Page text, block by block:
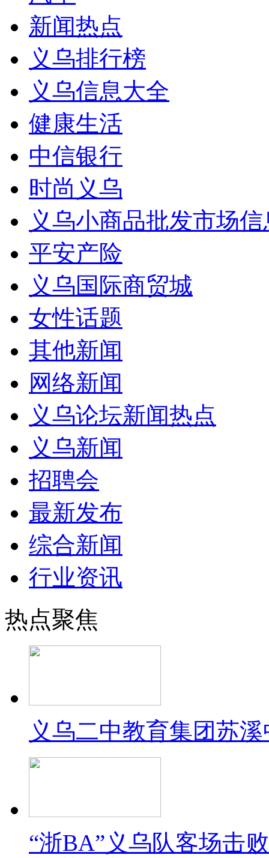
新闻热点
义乌排行榜
义乌信息大全
健康生活
中信银行
时尚义乌
义乌小商品批发市场
平安产险
义乌国际商贸城
女性话题
其他新闻
网络新闻
义乌论坛新闻热点
义乌新闻
招聘会
最新发布
综合新闻
行业资讯
热点聚焦
义乌二中教育集团苏
“浙BA”义乌队客场击